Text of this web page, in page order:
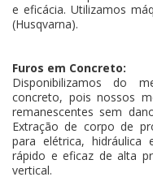
e eficácia. Utilizamos
(Husqvarna).
Furos em Concreto:
Disponibilizamos do
concreto, pois nossos
remanescentes sem
Extração de corpo de
para elétrica, hidráulica
rápido e eficaz de alta
vertical.